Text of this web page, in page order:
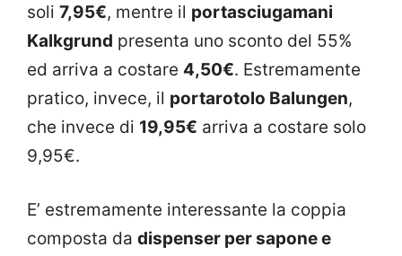
soli 7,95€, mentre il portasciugamani
Kalkgrund presenta uno sconto del 55%
ed arriva a costare 4,50€. Estremamente
pratico, invece, il portarotolo Balungen,
che invece di 19,95€ arriva a costare solo
9,95€.
E’ estremamente interessante la coppia
composta da dispenser per sapone e